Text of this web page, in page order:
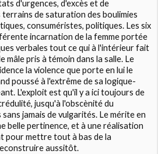
d'urgences, d'excès et de
terrains de saturation des boulimies
consuméristes, politiques. Les six
incarnation de la femme portée
verbales tout ce qui à l'intérieur fait
mâle pris à témoin dans la salle. Le
la violence que porte en lui le
poussé à l'extrême de sa logique-
L'exploit est qu'il y a ici toujours de
jusqu'à l'obscènité du
jamais de vulgarités. Le mérite en
belle pertinence, et à une réalisation
pour mettre tout à bas de la
aussitôt.